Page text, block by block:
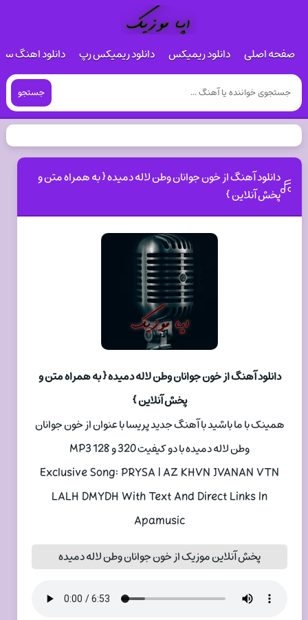
صفحه اصلی دانلود ریمیکس دانلود ریمیکس رپ دانلود اهنگ
جستجو
دانلود آهنگ از خون جوانان وطن لاله دمیده { به همراه متن و
پخش آنلاین }
دانلود آهنگ از خون جوانان وطن لاله دمیده { به همراه متن و
پخش آنلاین }
همینک با ما باشید با آهنگ جدید پریسا با عنوان از خون جوانان
وطن لاله دمیده با دو کیفیت 320 و 128 MP3
Exclusive Song: PRYSA | AZ KHVN JVANAN VTN
LALH DMYDH With Text And Direct Links In
Apamusic
پخش آنلاین موزیک از خون جوانان وطن لاله دمیده